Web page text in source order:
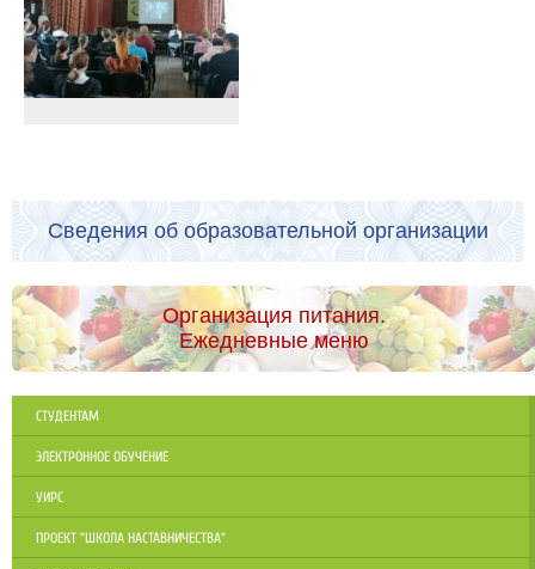
Сведения об образовательной организации
Организация питания.
Ежедневные меню
СТУДЕНТАМ
ЭЛЕКТРОННОЕ ОБУЧЕНИЕ
УИРС
ПРОЕКТ "ШКОЛА НАСТАВНИЧЕСТВА"